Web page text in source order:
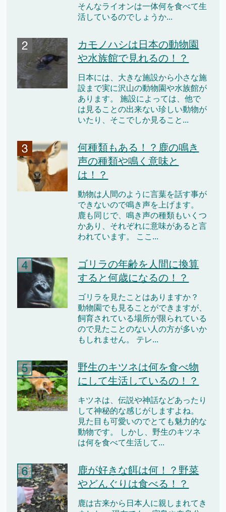
そんなライオンは一体何を食べて生
活しているのでしょうか...
カモノハシは日本の動物園
や水族館で見れるの！？
日本には、大きな施設から小さな施
設まで実に沢山の動物園や水族館が
あります。 施設によっては、他で
は見ることの出来ない珍しい動物が
いたり、そこでしか見ること...
何種類もある！？鹿の鳴き
声の種類や鳴く意味と
は！？
動物は人間のように言葉を話す事が
できないので鳴き声を上げます。
鹿も同じで、鳴き声の種類もいくつ
かあり、それぞれに意味があると言
われています。 ここ...
ゴリラの年齢を人間に換算
すると何歳になるの！？
ゴリラを見たことはありますか？
動物園でも見ることができますが、
飼育されている場所が限られている
ので見たことのない人の方が多いか
もしれません。 テレ...
野生のキツネは何を食べ物
にして生活しているの！？
キツネは、伝説や神話などあったり
して神秘的な感じがしますよね。
見た目も可愛いのでとても魅力的な
動物です。 しかし、野生のキツネ
は何を食べて生活して...
鹿が好きな餌は何！？野菜
やどんぐりは食べる！？
鹿は古来から日本人に親しまれてき